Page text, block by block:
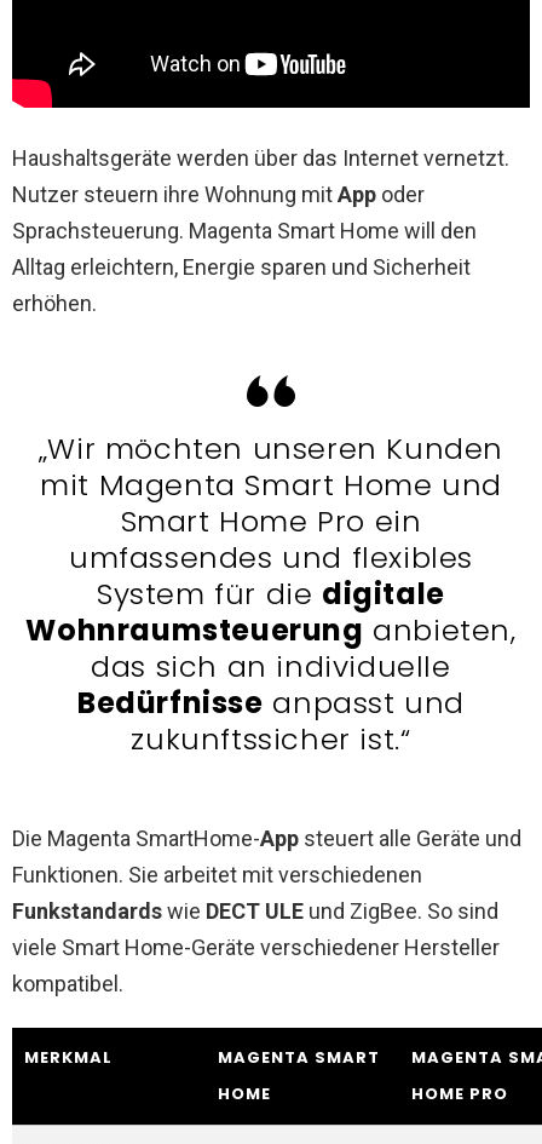
Haushaltsgeräte werden über das Internet vernetzt.
Nutzer steuern ihre Wohnung mitApp oder
Sprachsteuerung. Magenta Smart Home will den
Alltag erleichtern, Energie sparen und Sicherheit
erhöhen.
„Wir möchten unseren Kunden
mit Magenta Smart Home und
Smart Home Pro ein
umfassendes und flexibles
System für die digitale
Wohnraumsteuerung anbieten,
das sich an individuelle
Bedürfnisse anpasst und
zukunftssicher ist.“
Die Magenta SmartHome-App steuert alle Geräte und
Funktionen. Sie arbeitet mit verschiedenen
Funkstandardswie DECT ULE und ZigBee. So sind
viele Smart Home-Geräte verschiedener Hersteller
kompatibel.
MERKMAL
MAGENTA SMART
HOME
MAGENTA
HOME PRO